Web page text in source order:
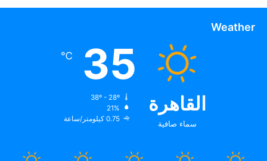
Weather
القاهرة
سماء صافية
35
℃
21%
0.75 كيلومتر/ساعة